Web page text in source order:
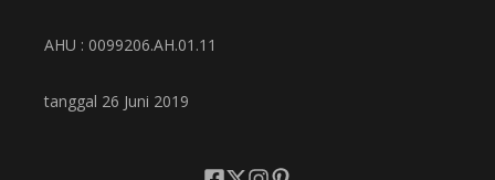
AHU : 0099206.AH.01.11
tanggal 26 Juni 2019